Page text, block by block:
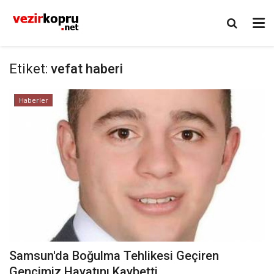
Etiket: vefat haberi
Haberler
Samsun'da Boğulma Tehlikesi Geçiren